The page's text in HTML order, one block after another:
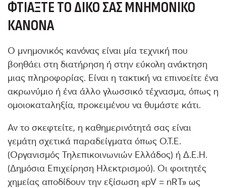
ΦΤΙΆΞΤΕ ΤΟ ΔΙΚΌ ΣΑΣ ΜΝΗΜΟΝΙΚΌ
ΚΑΝΌΝΑ
Ο μνημονικός κανόνας είναι μία τεχνική που
βοηθάει στη διατήρηση ή στην εύκολη ανάκτηση
μιας πληροφορίας. Είναι η τακτική να επινοείτε ένα
ακρωνύμιο ή ένα άλλο γλωσσικό τέχνασμα, όπως η
ομοιοκαταληξία, προκειμένου να θυμάστε κάτι.
Αν το σκεφτείτε, η καθημερινότητά σας είναι
γεμάτη σχετικά παραδείγματα όπως Ο.Τ.Ε.
(Οργανισμός Τηλεπικοινωνιών Ελλάδος) ή Δ.Ε.Η.
(Δημόσια Επιχείρηση Ηλεκτρισμού). Οι φοιτητές
χημείας αποδίδουν την εξίσωση «pV = nRT» ως